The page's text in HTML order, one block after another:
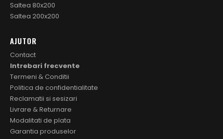
Saltea 80x200
Saltea 200x200
AJUTOR
Contact
Intrebari frecvente
Termeni & Conditii
Politica de confidentialitate
Reclamatii si sesizari
Livrare & Returnare
Modalitati de plata
Garantia produselor